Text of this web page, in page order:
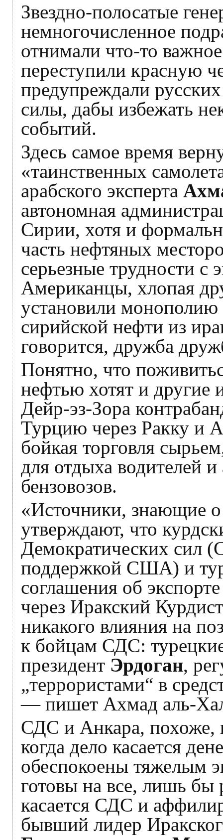
Звездно-полосатые
немногочисленное
отнимали что-то
переступили красную
предупреждали
силы, дабы избежать
событий.
Здесь самое время
«таинственных
арабского эксперта
автономная
Сирии, хотя и
часть нефтяных
серьезные трудности с
Американцы, хлопая
установили монополию
сирийской нефти из
говорится, дружба
Понятно, что
нефтью хотят и другие
Дейр-эз-Зора
Турцию через Ракку и
бойкая торговля
для отдыха водителей
бензовозов.
«Источники, знающие
утверждают, что
Демократических сил
поддержкой США) и
соглашения об
через Иракский
никакого влияния на
к бойцам СДС:
президент Эрдоган,
„террористами“ в
— пишет Ахмад аль-
СДС и Анкара, похоже,
когда дело касается
обеспокоены тяжелым
готовы на все, лишь бы
касается СДС и
бывший лидер